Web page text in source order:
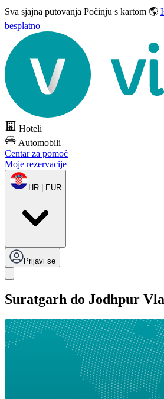
Sva sjajna putovanja Počinju s kartom 🌎
besplatno
Hoteli
Automobili
Centar za pomoć
Moje rezervacije
HR | EUR
Prijavi se
Suratgarh do Jodhpur